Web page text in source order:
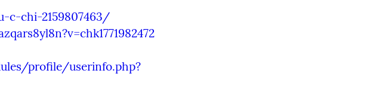
c-chi-2159807463/
profile/userinfo.php?